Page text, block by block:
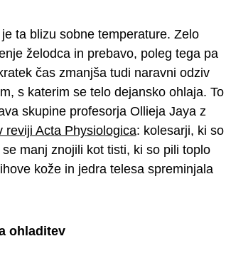
ta blizu sobne temperature. Zelo
želodca in prebavo, poleg tega pa
čas zmanjša tudi naravni odziv
s katerim se telo dejansko ohlaja. To
skupine profesorja Ollieja Jaya z
reviji Acta Physiologica: kolesarji, ki so
manj znojili kot tisti, ki so pili toplo
kože in jedra telesa spreminjala
ohladitev